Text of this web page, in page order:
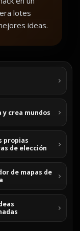
lotes
ideas.
y crea mundos
propias
de elección
de mapas de